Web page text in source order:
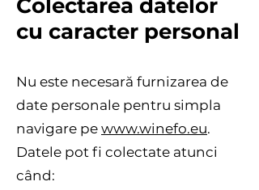
Colectarea datelor
cu caracter personal
Nu este necesară furnizarea de
date personale pentru simpla
navigare pe www.winefo.eu.
Datele pot fi colectate atunci
când: